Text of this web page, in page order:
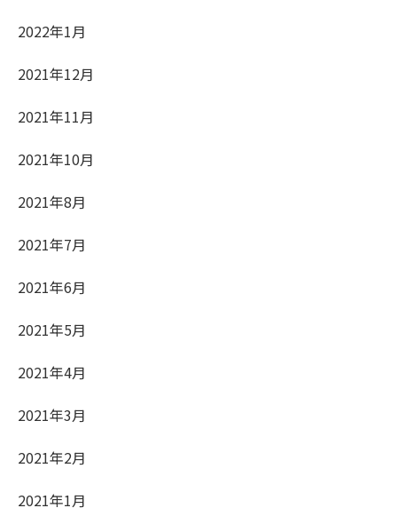
2022年1月
2021年12月
2021年11月
2021年10月
2021年8月
2021年7月
2021年6月
2021年5月
2021年4月
2021年3月
2021年2月
2021年1月